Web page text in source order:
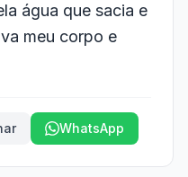
água que sacia e
meu corpo e
WhatsApp